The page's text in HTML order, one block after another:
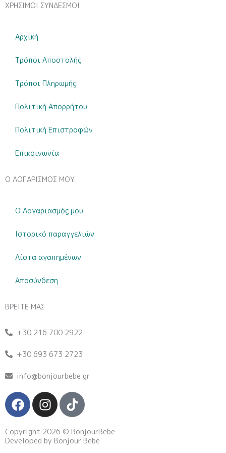
ΧΡΗΣΙΜΟΙ ΣΥΝΔΕΣΜΟΙ
Αρχική
Τρόποι Αποστολής
Τρόποι Πληρωμής
Πολιτική Απορρήτου
Πολιτική Επιστροφών
Επικοινωνία
Ο ΛΟΓΑΡΙΣΜΟΣ ΜΟΥ
Ο Λογαριασμός μου
Ιστορικό παραγγελιών
Λίστα αγαπημένων
Αποσύνδεση
ΒΡΕΙΤΕ ΜΑΣ
+30 216 700 2922
+30 693 673 2723
info@bonjourbebe.gr
F
a
c
e
b
I
n
s
t
a
T
i
k
t
o
Copyright 2026 © BonjourBebe
Developed by Bonjour Bebe